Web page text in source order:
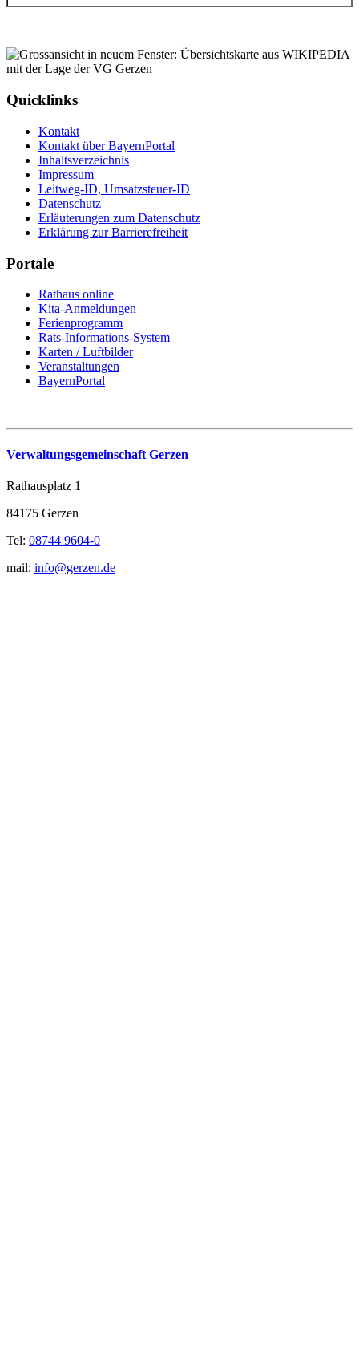
Quicklinks
Kontakt
Kontakt über BayernPortal
Inhaltsverzeichnis
Impressum
Leitweg-ID, Umsatzsteuer-ID
Datenschutz
Erläuterungen zum Datenschutz
Erklärung zur Barrierefreiheit
Portale
Rathaus online
Kita-Anmeldungen
Ferienprogramm
Rats-Informations-System
Karten / Luftbilder
Veranstaltungen
BayernPortal
Verwaltungsgemeinschaft Gerzen
Rathausplatz 1
84175 Gerzen
Tel: 08744 9604-0
mail: info@gerzen.de